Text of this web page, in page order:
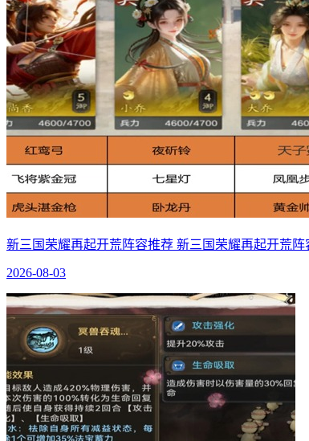
新三国荣耀再起开荒阵容推荐 新三国荣耀再起开荒阵
2026-08-03